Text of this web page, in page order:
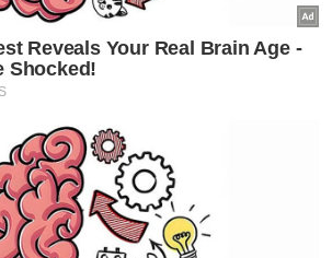
Sinar Harian.
bantu kajian selidik kami dan